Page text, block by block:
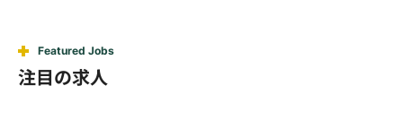
Featured Jobs
注目の求人